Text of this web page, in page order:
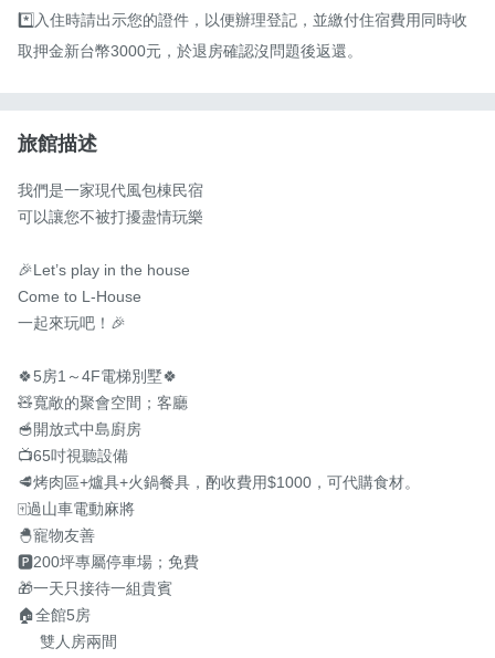
*️⃣入住時請出示您的證件，以便辦理登記，並繳付住宿費用同時收
取押金新台幣3000元，於退房確認沒問題後返還。
旅館描述
我們是一家現代風包棟民宿
可以讓您不被打擾盡情玩樂
🎉Let’s play in the house
Come to L-House
一起來玩吧！🎉
🍀5房1～4F電梯別墅🍀
🧸寬敞的聚會空間；客廳
🥣開放式中島廚房
📺65吋視聽設備
🥩烤肉區+爐具+火鍋餐具，酌收費用$1000，可代購食材。
🀄️過山車電動麻將
🐣寵物友善
🅿️200坪專屬停車場；免費
🎁一天只接待一組貴賓
🏠全館5房